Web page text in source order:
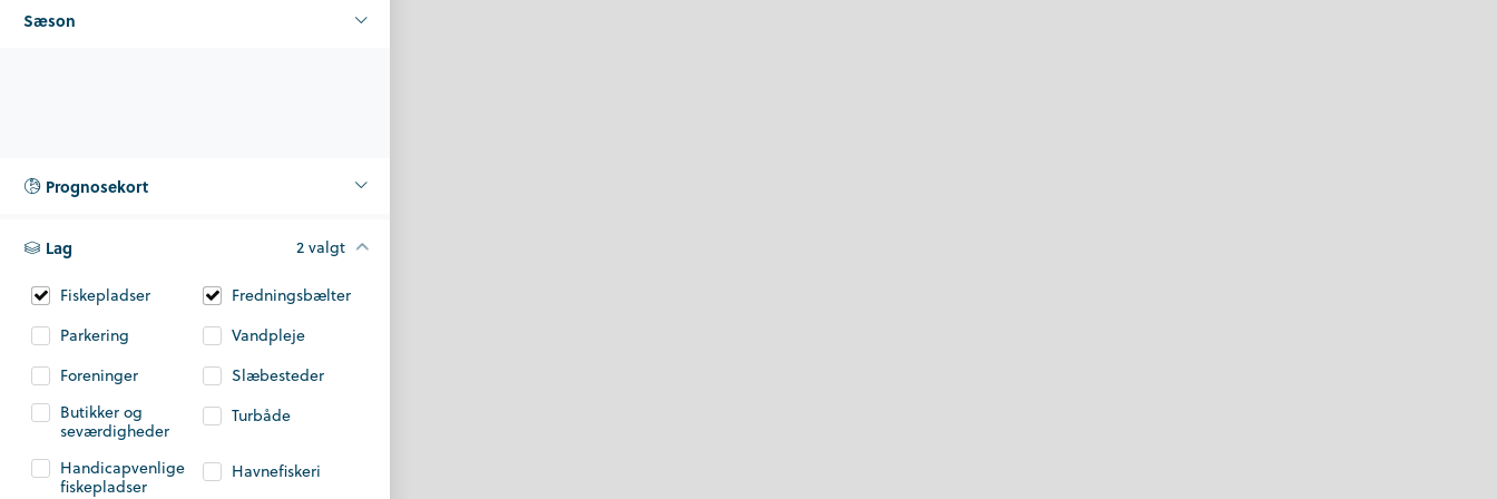
Sæson
Prognosekort
Lag 2 valgt
Fiskepladser
Fredningsbælter
Parkering
Vandpleje
Foreninger
Slæbesteder
Butikker og
seværdigheder
Turbåde
Handicapvenlige
fiskepladser
Havnefiskeri